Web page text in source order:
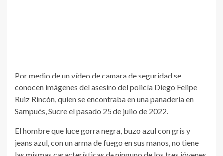
Por medio de un vídeo de camara de seguridad se
conocen imágenes del asesino del policía Diego Felipe
Ruiz Rincón, quien se encontraba en una panadería en
Sampués, Sucre el pasado 25 de julio de 2022.
El hombre que luce gorra negra, buzo azul con gris y
jeans azul, con un arma de fuego en sus manos, no tiene